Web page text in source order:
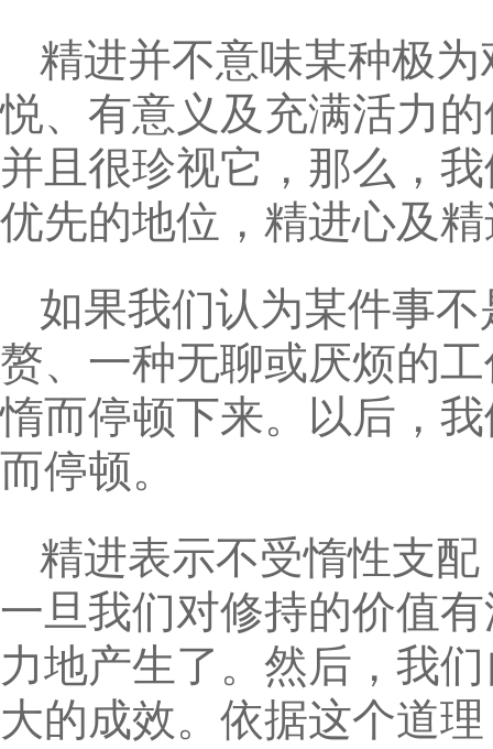
精进并不意味某种极
悦、有意义及充满活力
并且很珍视它，那么，
优先的地位，精进心及
如果我们认为某件事
赘、一种无聊或厌烦的
惰而停顿下来。以后，
而停顿。
精进表示不受惰性支
一旦我们对修持的价值
力地产生了。然后，我
大的成效。依据这个道